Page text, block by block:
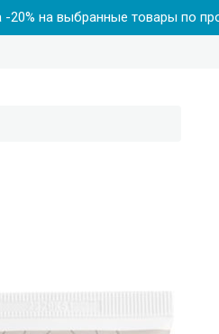
20% на выбранные товары по